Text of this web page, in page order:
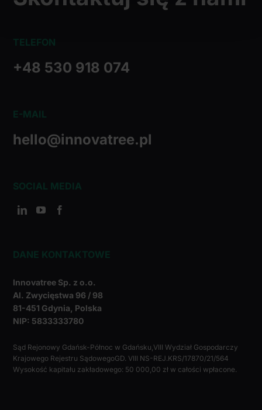
analizować ruch w naszej witrynie. Informacje o tym, jak
korzystasz z naszej witryny, udostępniamy partnerom
korzystania z ich usług.
TELEFON
+48 530 918 074
E-MAIL
hello@innovatree.pl
SOCIAL MEDIA
DANE KONTAKTOWE
Innovatree Sp. z o.o.
Al. Zwycięstwa 96 / 98
81-451 Gdynia, Polska
NIP: 5833333780
Sąd Rejonowy Gdańsk-Północ w Gdańsku,VIII Wydział Gospodarczy
Krajowego Rejestru SądowegoGD. VIII NS-REJ.KRS/17870/21/564
Wysokość kapitału zakładowego: 50 000,00 zł w całości wpłacone.